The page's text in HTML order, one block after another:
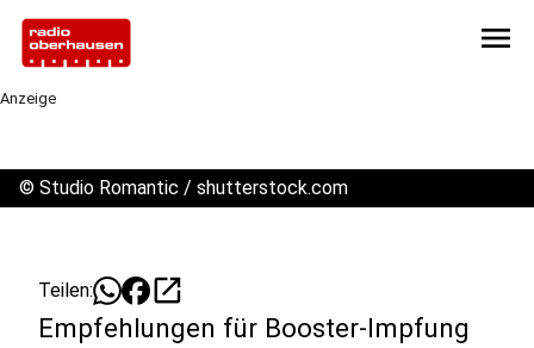
menu
Anzeige
© Studio Romantic / shutterstock.com
Teilen: open_in_new
Empfehlungen für Booster-Impfung